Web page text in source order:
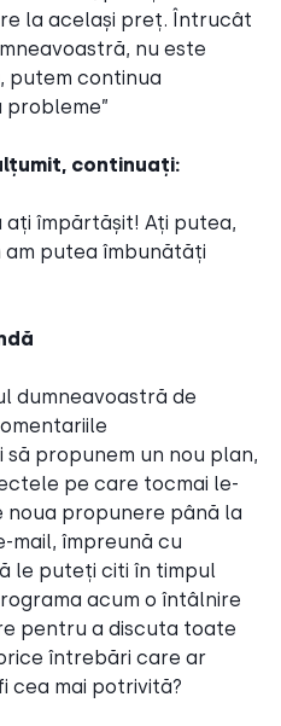
la același preț. Întrucât
nu este
putem continua
continuați:
ați împărtășit! Ați putea,
am putea îmbunătăți
dumneavoastră de
să propunem un nou plan,
pe care tocmai le-
noua propunere până la
mail, împreună cu
le puteți citi în timpul
acum o întâlnire
pentru a discuta toate
întrebări care ar
cea mai potrivită?